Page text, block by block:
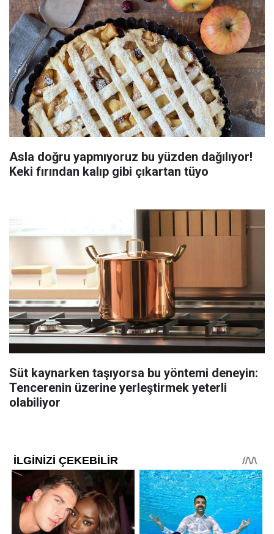
Asla doğru yapmıyoruz bu yüzden dağılıyor!
Keki fırından kalıp gibi çıkartan tüyo
Süt kaynarken taşıyorsa bu yöntemi deneyin:
Tencerenin üzerine yerleştirmek yeterli
olabiliyor